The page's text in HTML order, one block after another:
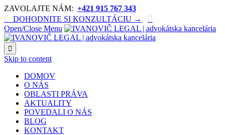
ZAVOLAJTE NÁM: +421 915 767 343

DOHODNITE SI KONZULTÁCIU →

Open/Close Menu

Skip to content
DOMOV
O NÁS
OBLASTI PRÁVA
AKTUALITY
POVEDALI O NÁS
BLOG
KONTAKT